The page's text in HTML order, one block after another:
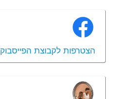
הצטרפות לקבוצת הפייסבוק